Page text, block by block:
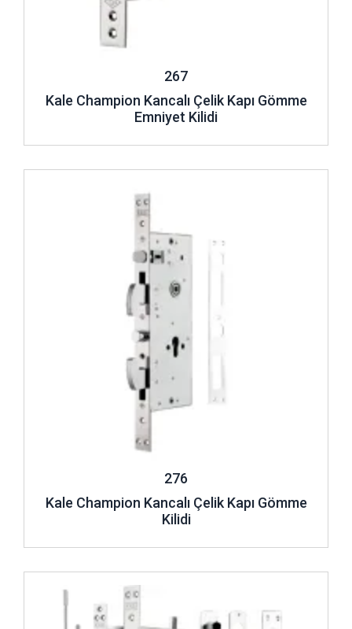
267
Kale Champion Kancalı Çelik Kapı Gömme
Emniyet Kilidi
276
Kale Champion Kancalı Çelik Kapı Gömme
Kilidi